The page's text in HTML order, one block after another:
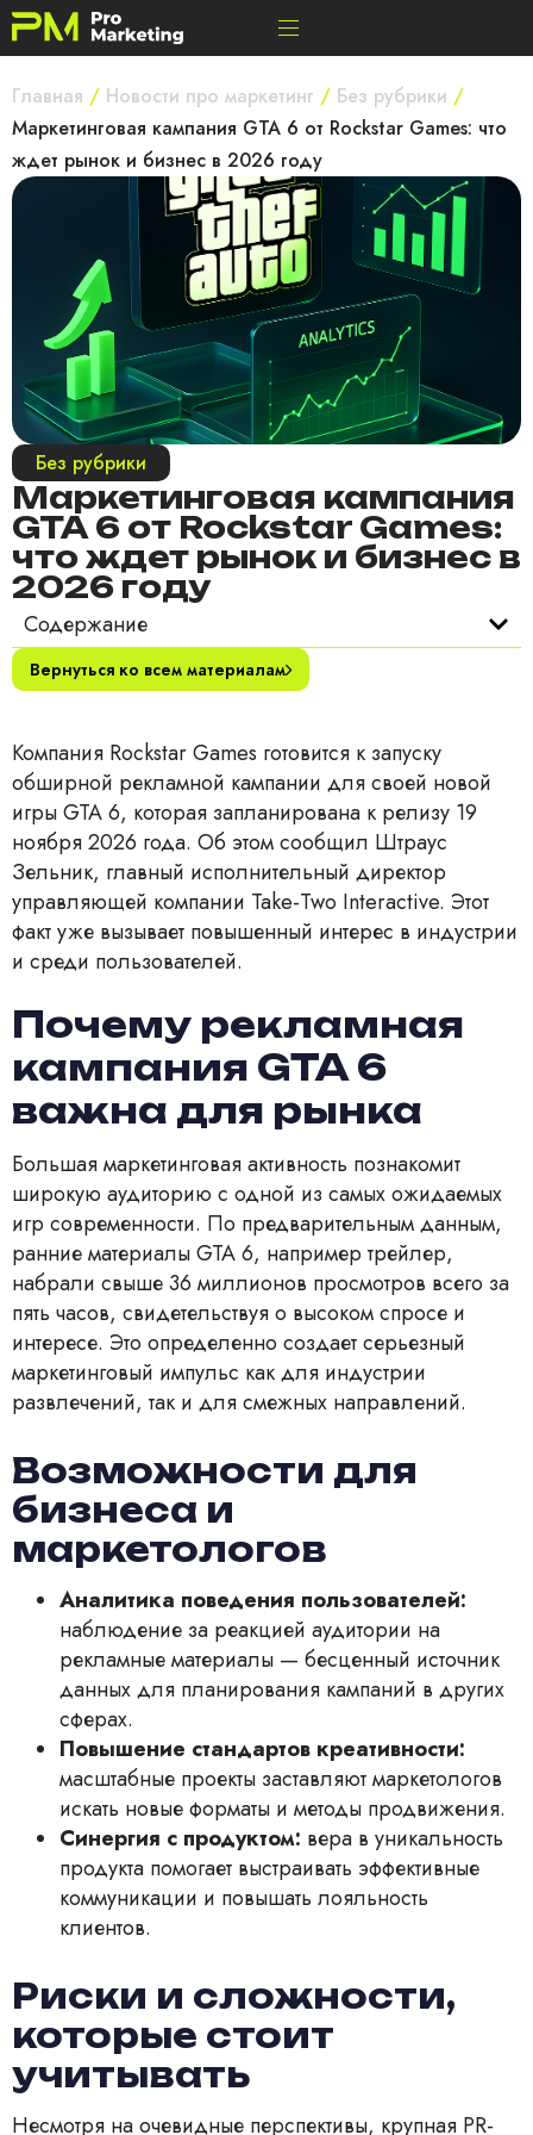
Главная / Новости про маркетинг / Без рубрики /
Маркетинговая кампания GTA 6 от Rockstar Games: что
ждет рынок и бизнес в 2026 году
Без рубрики
Маркетинговая кампания
GTA 6 от Rockstar Games:
что ждет рынок и бизнес в
2026 году
Содержание
Вернуться ко всем материалам
Компания Rockstar Games готовится к запуску
обширной рекламной кампании для своей новой
игры GTA 6, которая запланирована к релизу 19
ноября 2026 года. Об этом сообщил Штраус
Зельник, главный исполнительный директор
управляющей компании Take-Two Interactive. Этот
факт уже вызывает повышенный интерес в индустрии
и среди пользователей.
Почему рекламная
кампания GTA 6
важна для рынка
Большая маркетинговая активность познакомит
широкую аудиторию с одной из самых ожидаемых
игр современности. По предварительным данным,
ранние материалы GTA 6, например трейлер,
набрали свыше 36 миллионов просмотров всего за
пять часов, свидетельствуя о высоком спросе и
интересе. Это определенно создает серьезный
маркетинговый импульс как для индустрии
развлечений, так и для смежных направлений.
Возможности для
бизнеса и
маркетологов
Аналитика поведения пользователей:
наблюдение за реакцией аудитории на
рекламные материалы — бесценный источник
данных для планирования кампаний в других
сферах.
Повышение стандартов креативности:
масштабные проекты заставляют маркетологов
искать новые форматы и методы продвижения.
Синергия с продуктом: вера в уникальность
продукта помогает выстраивать эффективные
коммуникации и повышать лояльность
клиентов.
Риски и сложности,
которые стоит
учитывать
Несмотря на очевидные перспективы, крупная PR-